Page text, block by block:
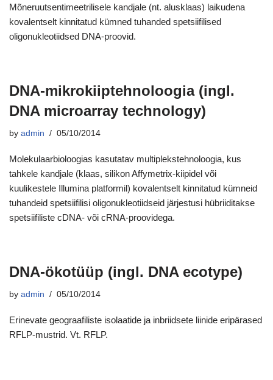
Mõneruutsentimeetrilisele kandjale (nt. alusklaas) laikudena
kovalentselt kinnitatud kümned tuhanded spetsiifilised
oligonukleotiidsed DNA-proovid.
DNA-mikrokiiptehnoloogia (ingl.
DNA microarray technology)
by admin 05/10/2014
Molekulaarbioloogias kasutatav multiplekstehnoloogia, kus
tahkele kandjale (klaas, silikon Affymetrix-kiipidel või
kuulikestele Illumina platformil) kovalentselt kinnitatud kümneid
tuhandeid spetsiifilisi oligonukleotiidseid järjestusi hübriiditakse
spetsiifiliste cDNA- või cRNA-proovidega.
DNA-ökotüüp (ingl. DNA ecotype)
by admin 05/10/2014
Erinevate geograafiliste isolaatide ja inbriidsete liinide eripärased
RFLP-mustrid. Vt. RFLP.